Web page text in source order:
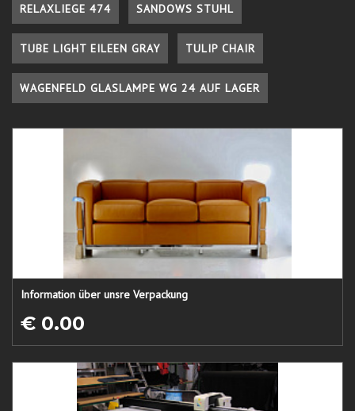
RELAXLIEGE 474 SANDOWS STUHL
TUBE LIGHT EILEEN GRAY TULIP CHAIR
WAGENFELD GLASLAMPE WG 24 AUF LAGER
Information über unsre Verpackung
€ 0.00